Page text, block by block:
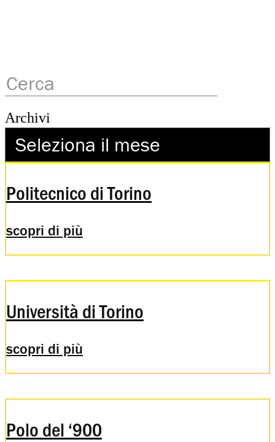
Archivi
Politecnico di Torino
scopri di più
Università di Torino
scopri di più
Polo del ‘900